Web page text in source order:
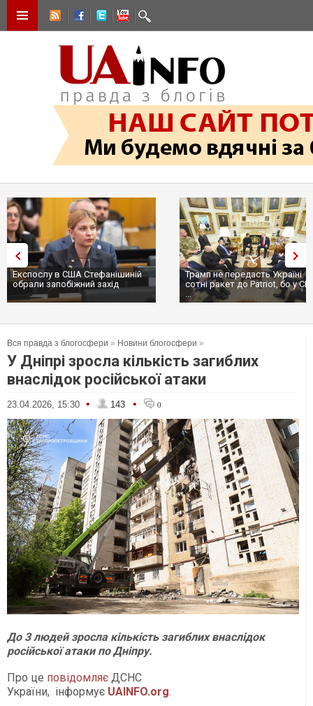
Експослу в США Стефанішиній
обрали запобіжний захід
Трамп не передасть Україні
сотні ракет до Patriot, бо у
...
Вся правда з блогосфери » Новини блогосфери »
У Дніпрі зросла кількість загиблих
внаслідок російської атаки
23.04.2026, 15:30 • 143 • 0
До 3 людей зросла кількість загиблих внаслідок
російської атаки по Дніпру.
Про це повідомляє ДСНС
України, інформує UAINFO.org.